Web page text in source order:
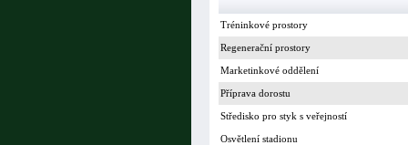
Tréninkové prostory
Regenerační prostory
Marketinkové oddělení
Příprava dorostu
Středisko pro styk s veřejností
Osvětlení stadionu